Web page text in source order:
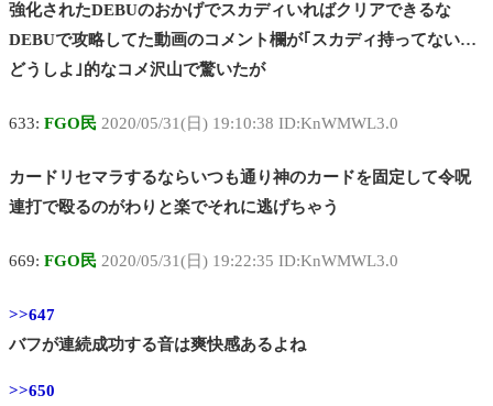
強化されたDEBUのおかげでスカディいればクリアできるな
DEBUで攻略してた動画のコメント欄が｢スカディ持ってない…
どうしよ｣的なコメ沢山で驚いたが
633: FGO民 2020/05/31(日) 19:10:38 ID:KnWMWL3.0
カードリセマラするならいつも通り神のカードを固定して令呪
連打で殴るのがわりと楽でそれに逃げちゃう
669: FGO民 2020/05/31(日) 19:22:35 ID:KnWMWL3.0
>>647
バフが連続成功する音は爽快感あるよね
>>650